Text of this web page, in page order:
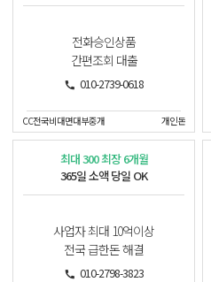
전화승인상품
간편조회 대출
010-2739-0618
CC전국비대면대부중개 개인돈
최대 300 최장 6개월
365일 소액 당일 OK
사업자 최대 10억이상
전국 급한돈 해결
010-2798-3823